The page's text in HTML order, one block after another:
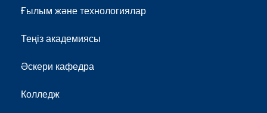
Ғылым және технологиялар
Теңіз академиясы
Әскери кафедра
Колледж